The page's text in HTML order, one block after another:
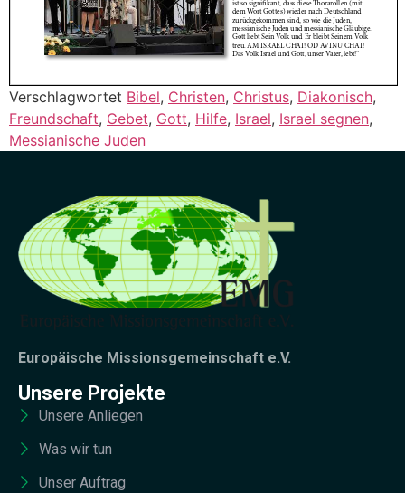
Verschlagwortet Bibel, Christen, Christus, Diakonisch,
Freundschaft, Gebet, Gott, Hilfe, Israel, Israel segnen,
Messianische Juden
Europäische Missionsgemeinschaft e.V.
Unsere Projekte
Unsere Anliegen
Was wir tun
Unser Auftrag